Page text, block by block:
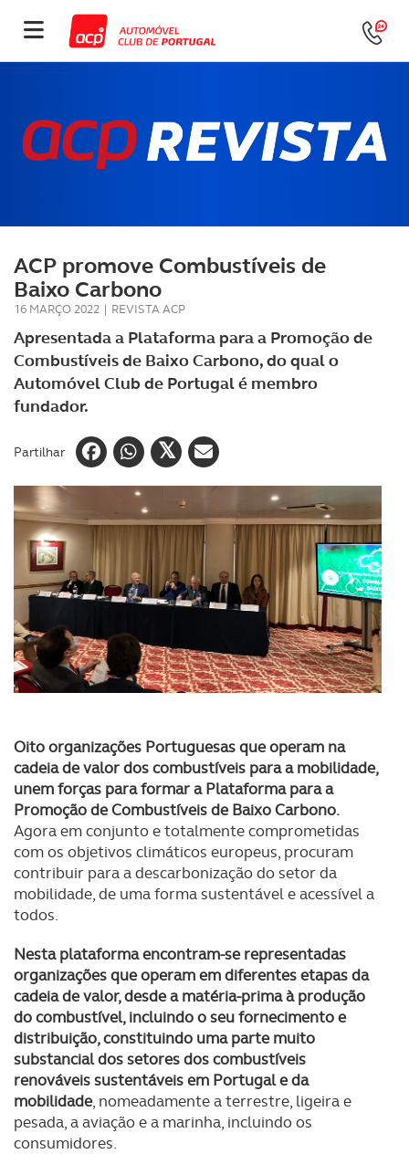
ACP promove Combustíveis de
Baixo Carbono
16 MARÇO 2022 | REVISTA ACP
Apresentada a Plataforma para a Promoção de
Combustíveis de Baixo Carbono, do qual o
Automóvel Club de Portugal é membro
fundador.
Partilhar
Oito organizações Portuguesas que operam na
cadeia de valor dos combustíveis para a mobilidade,
unem forças para formar a Plataforma para a
Promoção de Combustíveis de Baixo Carbono.
Agora em conjunto e totalmente comprometidas
com os objetivos climáticos europeus, procuram
contribuir para a descarbonização do setor da
mobilidade, de uma forma sustentável e acessível a
todos.
Nesta plataforma encontram-se representadas
organizações que operam em diferentes etapas da
cadeia de valor, desde a matéria-prima à produção
do combustível, incluindo o seu fornecimento e
distribuição, constituindo uma parte muito
substancial dos setores dos combustíveis
renováveis sustentáveis em Portugal e da
mobilidade, nomeadamente a terrestre, ligeira e
pesada, a aviação e a marinha, incluindo os
consumidores.